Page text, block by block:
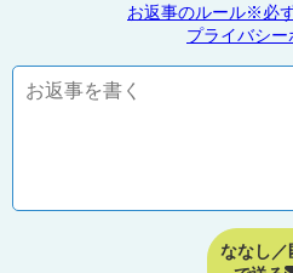
お返事のルール※必
プライバシー
ななし／